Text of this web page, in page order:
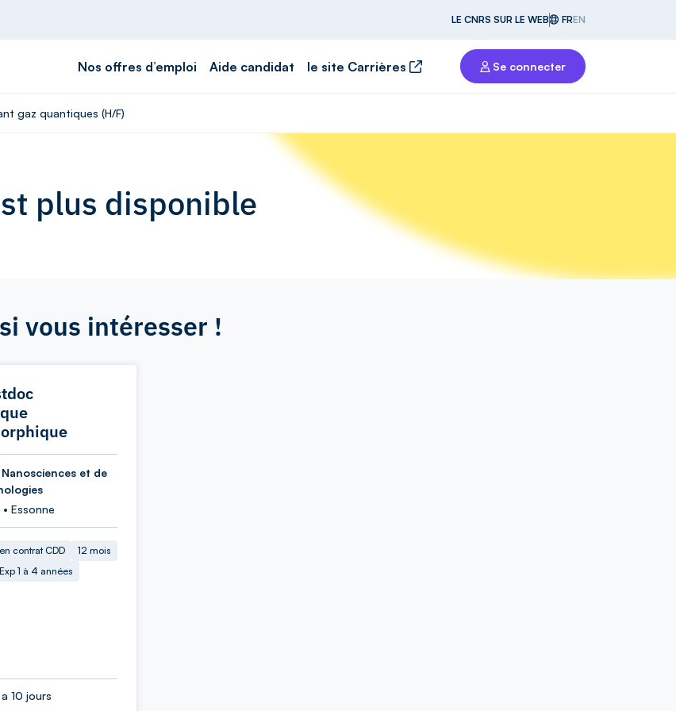
LE CNRS SUR LE WEB FREN
Nos offres d’emploi Aide candidat le site Carrières Se connecter
gaz quantiques (H/F)
plus disponible
vous intéresser !
et de
• Essonne
contrat CDD
12 mois
Exp 1 à 4 années
10 jours